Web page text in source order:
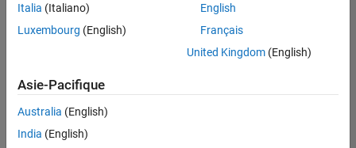
traduites.
Effectuez
lieu
pour
l’ensemble
Italia (Italiano)
Luxembourg (English)
English
Français
United Kingdom(English)
Asie-Pacifique
Australia (English)
India (English)